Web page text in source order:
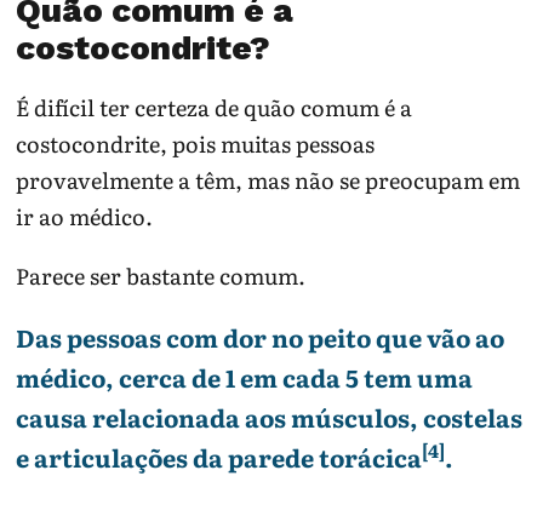
Quão comum é a
costocondrite?
É difícil ter certeza de quão comum é a
costocondrite, pois muitas pessoas
provavelmente a têm, mas não se preocupam em
ir ao médico.
Parece ser bastante comum.
Das pessoas com dor no peito que vão ao
médico, cerca de 1 em cada 5 tem uma
causa relacionada aos músculos, costelas
e articulações da parede torácica[4].